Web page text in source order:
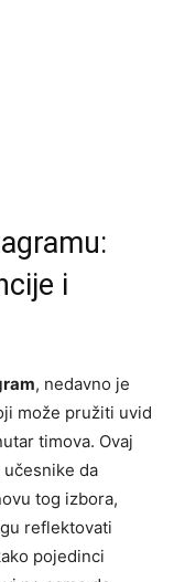
i
, nedavno je
može pružiti uvid
timova. Ovaj
da
tog izbora,
reflektovati
pojedinci